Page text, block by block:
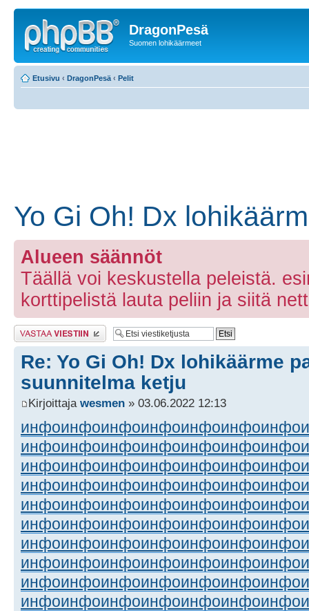
DragonPesä
Suomen lohikäärmeet
Etusivu ‹ DragonPesä ‹ Pelit
Yo Gi Oh! Dx
Alueen säännöt
Täällä voi keskustella peleistä.
korttipelistä lauta peliin ja siitä
Lähetä vastaus
Re: Yo Gi Oh! Dx lohikäärme
suunnitelma ketju
Kirjoittaja wesmen » 03.06.2022 12:13
инфоинфоинфоинфоинфоинфоинфо
инфоинфоинфоинфоинфоинфоинфо
инфоинфоинфоинфоинфоинфоинфо
инфоинфоинфоинфоинфоинфоинфо
инфоинфоинфоинфоинфоинфоинфо
инфоинфоинфоинфоинфоинфоинфо
инфоинфоинфоинфоинфоинфоинфо
инфоинфоинфоинфоинфоинфоинфо
инфоинфоинфоинфоинфоинфоинфо
инфоинфоинфоинфоинфоинфоинфо